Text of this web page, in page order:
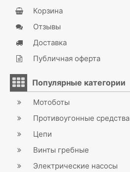
Корзина
Отзывы
Доставка
Публичная оферта
Популярные категории
Мотоботы
Противоугонные средства
Цепи
Винты гребные
Электрические насосы